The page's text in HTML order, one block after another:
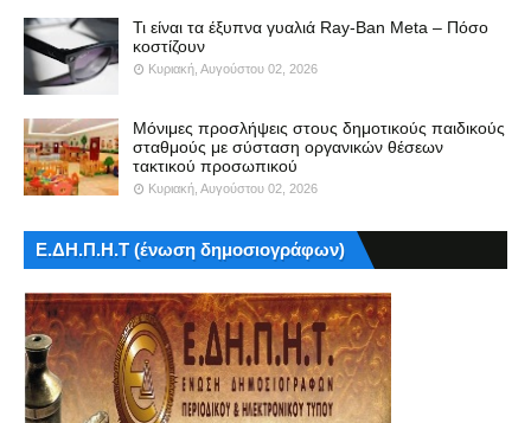
Τι είναι τα έξυπνα γυαλιά Ray-Ban Meta – Πόσο
κοστίζουν
Κυριακή, Αυγούστου 02, 2026
Μόνιμες προσλήψεις στους δημοτικούς παιδικούς
σταθμούς με σύσταση οργανικών θέσεων
τακτικού προσωπικού
Κυριακή, Αυγούστου 02, 2026
Ε.ΔΗ.Π.Η.Τ (ένωση δημοσιογράφων)